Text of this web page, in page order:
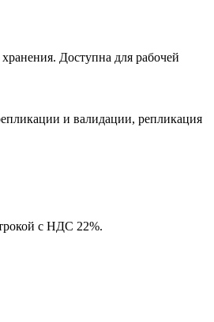
Доступна для рабочей
и валидации, репликация
с НДС 22%.